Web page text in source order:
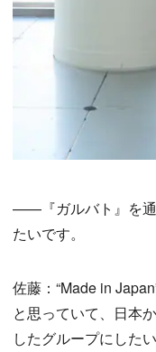
——『ガルバト』を通
たいです。
佐藤：“Made in
と思っていて、日本
したグループにした